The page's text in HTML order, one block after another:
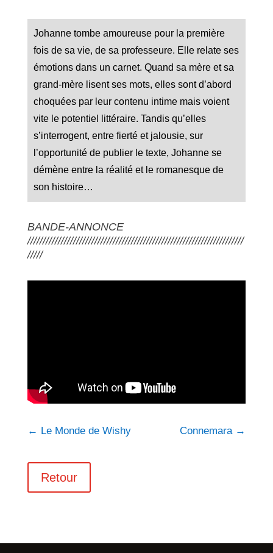
Johanne tombe amoureuse pour la première
fois de sa vie, de sa professeure. Elle relate ses
émotions dans un carnet. Quand sa mère et sa
grand-mère lisent ses mots, elles sont d’abord
choquées par leur contenu intime mais voient
vite le potentiel littéraire. Tandis qu’elles
s’interrogent, entre fierté et jalousie, sur
l’opportunité de publier le texte, Johanne se
démène entre la réalité et le romanesque de
son histoire…
BANDE-ANNONCE
///////////////////////////////////////////////////////////////////////
/////
← Le Monde de Wishy Connemara→
Retour